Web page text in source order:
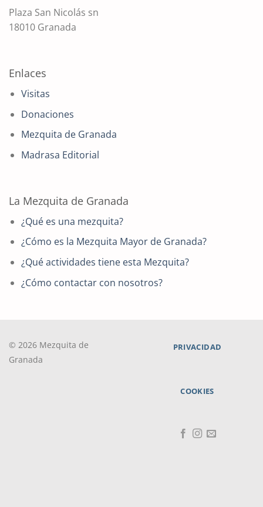
Plaza San Nicolás sn
18010 Granada
Enlaces
Visitas
Donaciones
Mezquita de Granada
Madrasa Editorial
La Mezquita de Granada
¿Qué es una mezquita?
¿Cómo es la Mezquita Mayor de Granada?
¿Qué actividades tiene esta Mezquita?
¿Cómo contactar con nosotros?
© 2026 Mezquita de
Granada
PRIVACIDAD
COOKIES